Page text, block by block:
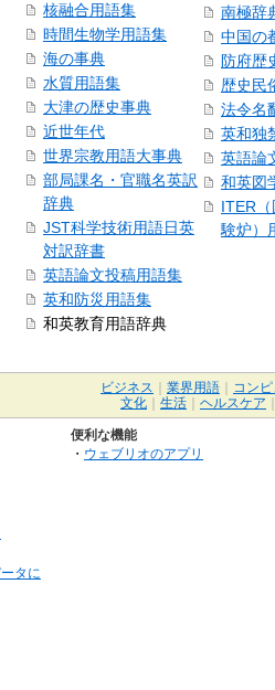
核融合用語集
時間生物学用語集
海の事典
水質用語集
大津の歴史事典
近世年代
世界宗教用語大事典
部局課名・官職名英訳
辞典
JST科学技術用語日英
対訳辞書
英語論文投稿用語集
英和防災用語集
和英教育用語辞典
南極辞
中国の
防府歴
歴史民
法令名
英和独
英語論
和英図
ITER
験炉）
ビジネス 業界用語 コン
文化
生活 ヘルスケア
タに
便利な機能
・ ウェブリオのアプリ